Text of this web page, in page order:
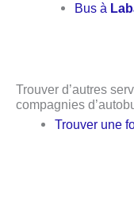
Bus à
Trouver d’autres
compagnies
Trouver une